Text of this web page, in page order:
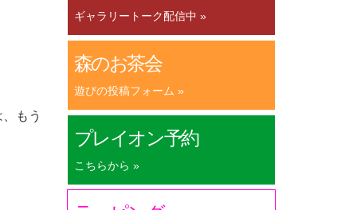
もう
ギャラリートーク配信中 »
森のお茶会
遊びの投稿フォーム »
プレイオン予約
こちらから »